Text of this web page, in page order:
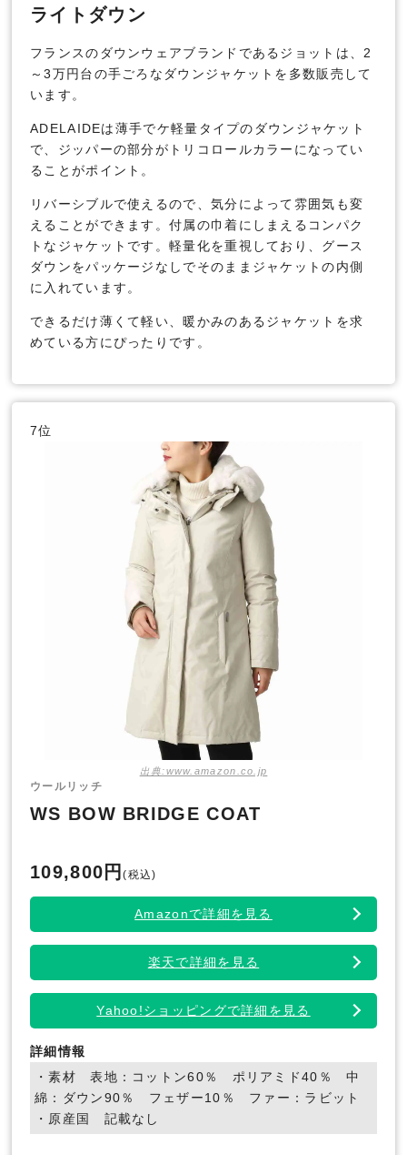
ライトダウン
フランスのダウンウェアブランドであるジョットは、2
～3万円台の手ごろなダウンジャケットを多数販売して
います。
ADELAIDEは薄手でケ軽量タイプのダウンジャケット
で、ジッパーの部分がトリコロールカラーになってい
ることがポイント。
リバーシブルで使えるので、気分によって雰囲気も変
えることができます。付属の巾着にしまえるコンパク
トなジャケットです。軽量化を重視しており、グース
ダウンをパッケージなしでそのままジャケットの内側
に入れています。
できるだけ薄くて軽い、暖かみのあるジャケットを求
めている方にぴったりです。
7位
出典:www.amazon.co.jp
ウールリッチ
WS BOW BRIDGE COAT
109,800円(税込)
Amazonで詳細を見る
楽天で詳細を見る
Yahoo!ショッピングで詳細を見る
詳細情報
・素材 表地：コットン60％ ポリアミド40％ 中
綿：ダウン90％ フェザー10％ ファー：ラビット
・原産国 記載なし